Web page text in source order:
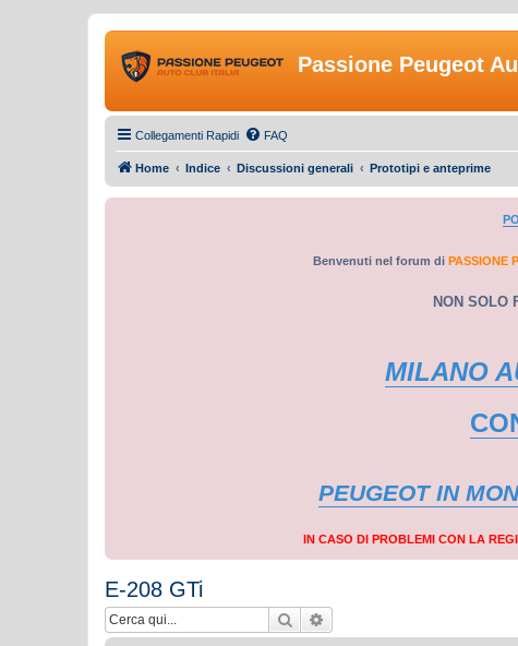
Passione Peugeot
Collegamenti Rapidi FAQ
Home Indice Discussioni generali Prototipi e anteprime
Benvenuti nel forum di PASSIONE
NON SOLO
MILANO
PEUGEOT IN
IN CASO DI PROBLEMI CON LA
E-208 GTi
Cerca